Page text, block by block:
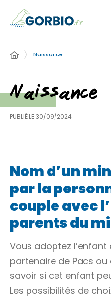
Naissance
Naissance
PUBLIÉ LE30/09/2024
Nom d’un
par la
couple avec
parents du
Vous adoptez l’enfant
partenaire de Pacs
savoir si cet enfant
Les possibilités de